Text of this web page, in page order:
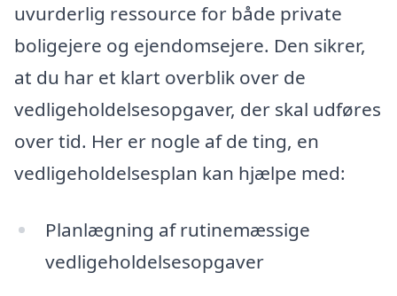
uvurderlig ressource for både private
boligejere og ejendomsejere. Den sikrer,
at du har et klart overblik over de
vedligeholdelsesopgaver, der skal udføres
over tid. Her er nogle af de ting, en
vedligeholdelsesplan kan hjælpe med:
Planlægning af rutinemæssige
vedligeholdelsesopgaver